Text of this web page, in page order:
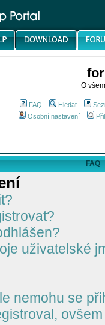
O
FAQ Hledat
Osobní nastavení
FAQ
uživatelské
nemohu se